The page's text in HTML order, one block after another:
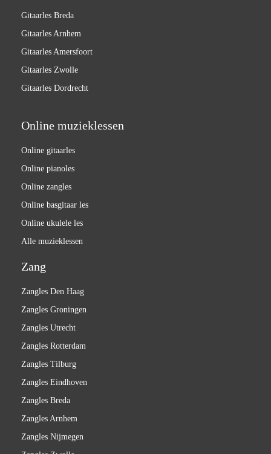
Gitaarles Breda
Gitaarles Arnhem
Gitaarles Amersfoort
Gitaarles Zwolle
Gitaarles Dordrecht
Online muzieklessen
Online gitaarles
Online pianoles
Online zangles
Online basgitaar les
Online ukulele les
Alle muzieklessen
Zang
Zangles Den Haag
Zangles Groningen
Zangles Utrecht
Zangles Rotterdam
Zangles Tilburg
Zangles Eindhoven
Zangles Breda
Zangles Arnhem
Zangles Nijmegen